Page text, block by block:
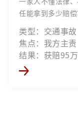
任能拿到多少赔
类型：交通事故
焦点：我方主责
结果：获赔95万